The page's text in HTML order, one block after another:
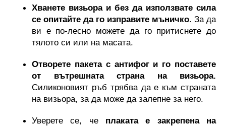
Хванете визьора и без да използвате сила
се опитайте да го изправите мъничко. За да
ви е по-лесно можете да го притиснете до
тялото си или на масата.
Отворете пакета с антифог и го поставете
от вътрешната страна на визьора.
Силиконовият ръб трябва да е към страната
на визьора, за да може да залепне за него.
Уверете се, че плаката е закрепена на